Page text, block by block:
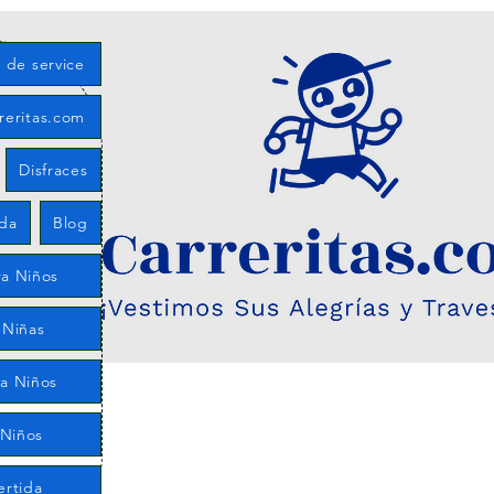
de service
Disfraces
Blog
Niños
Niños